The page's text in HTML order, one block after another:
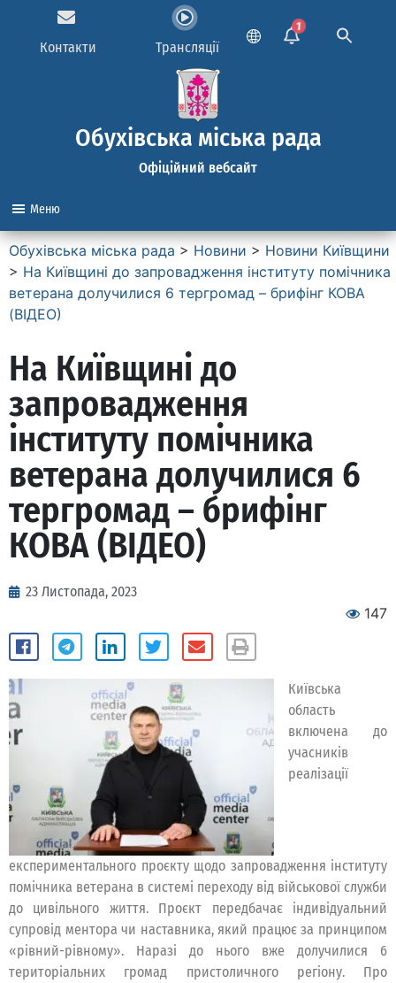
Контакти Трансляції
1
Обухівська міська рада
Офіційний вебсайт
Меню
Обухівська міська рада > Новини > Новини Київщини
> На Київщині до запровадження інституту помічника
ветерана долучилися 6 тергромад – брифінг КОВА
(ВІДЕО)
На Київщині до
запровадження
інституту помічника
ветерана долучилися 6
тергромад – брифінг
КОВА (ВІДЕО)
23 Листопада, 2023
147
Київська
область
включена до
учасників
реалізації
експериментального проєкту щодо запровадження інституту
помічника ветерана в системі переходу від військової служби
до цивільного життя. Проєкт передбачає індивідуальний
супровід ментора чи наставника, який працює за принципом
«рівний-рівному». Наразі до нього вже долучилися 6
територіальних громад пристоличного регіону. Про